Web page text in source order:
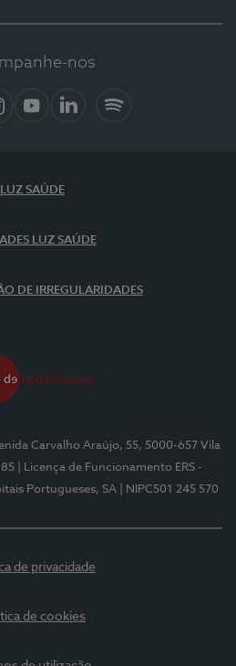
nos
LUZ SAÚDE
LUZ SAÚDE
DE IRREGULARIDADES
Carvalho Araújo, 55, 5000-657 Vila
| Licença de Funcionamento ERS -
Portugueses, SA | NIPC501 245 570
de privacidade
de cookies